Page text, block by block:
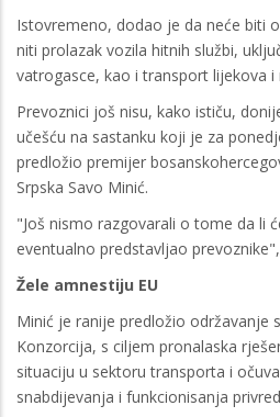
Istovremeno, dodao je da neće biti
niti prolazak vozila hitnih službi,
vatrogasce, kao i transport lijekova i
Prevoznici još nisu, kako ističu,
učešću na sastanku koji je za
predložio premijer
Srpska Savo Minić.
"Još nismo razgovarali o tome da li
eventualno predstavljao
Žele amnestiju EU
Minić je ranije predložio održavanje
Konzorcija, s ciljem pronalaska
situaciju u sektoru transporta i
snabdijevanja i funkcionisanja